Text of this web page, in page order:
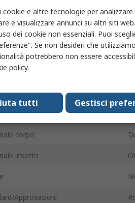
filettatura
manopola
manopola
foro
corpo
inserto
Approvazioni
cookie e altre tecnologie per
e visualizzare annunci su altri siti
dei cookie non essenziali. Puoi
Se non desideri che
potrebbero non essere
policy.
Gestisci
tutti